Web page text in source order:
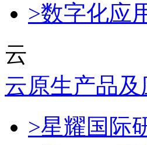
>数字化应
云
云原生产品及
>星耀国际